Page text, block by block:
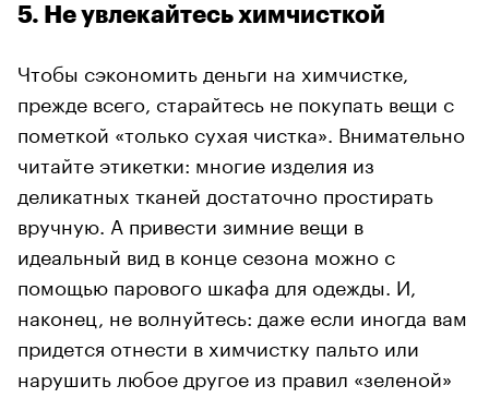
5. Не увлекайтесь химчисткой
Чтобы сэкономить деньги на химчистке,
прежде всего, старайтесь не покупать вещи с
пометкой «только сухая чистка». Внимательно
читайте этикетки: многие изделия из
деликатных тканей достаточно простирать
вручную. А привести зимние вещи в
идеальный вид в конце сезона можно с
помощью парового шкафа для одежды. И,
наконец, не волнуйтесь: даже если иногда вам
придется отнести в химчистку пальто или
нарушить любое другое из правил «зеленой»